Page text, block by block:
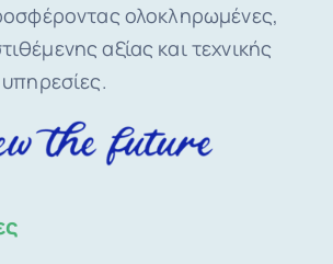
ολοκληρωμένες,
αξίας και τεχνικής